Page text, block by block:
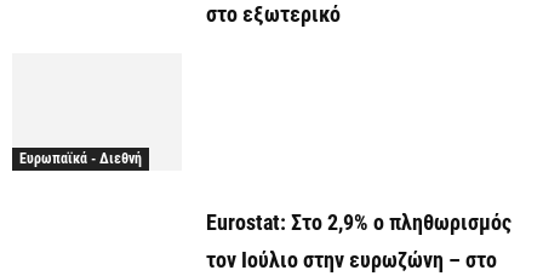
στο εξωτερικό
Ευρωπαϊκά - Διεθνή
Eurostat: Στο 2,9% ο πληθωρισμός
τον Ιούλιο στην ευρωζώνη – στο